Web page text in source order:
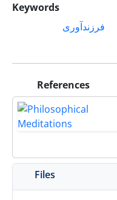
Keywords
فرزندآوری
References
Files